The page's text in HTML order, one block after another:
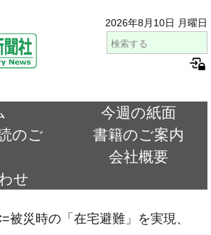
2026年8月10日 月曜日
今週の紙面
のご
書籍のご案内
会社概要
せ
被災時の「在宅避難」を実現、